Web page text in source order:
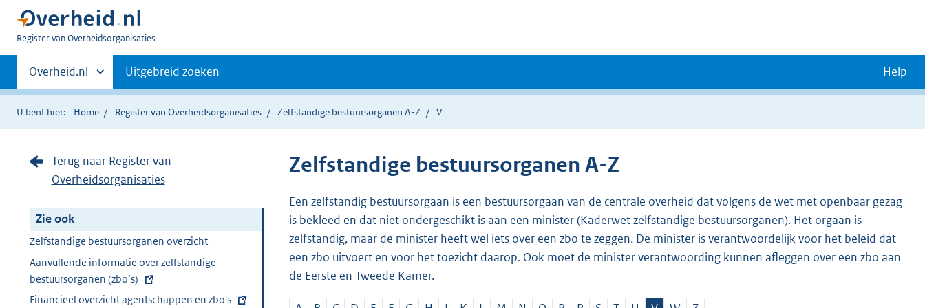
U
Register van Overheidsorganisaties
Primaire
navigatie
Andere
sites
binnen
Overheid.nl Uitgebreid zoeken Help
U bent hier: Home Register van Overheidsorganisaties Zelfstandige bestuursorganen A-Z V
Terug naar Register van
Overheidsorganisaties
Zie ook
Zelfstandige bestuursorganen overzicht
E
x
t
Aanvullende informatie over zelfstandige
bestuursorganen (zbo’s)
E
Financieel overzicht agentschappen en zbo's
Zelfstandige bestuursorganen A-Z
Een zelfstandig bestuursorgaan is een bestuursorgaan van de centrale overheid dat volgens de wet met openbaar gezag
is bekleed en dat niet ondergeschikt is aan een minister (Kaderwet zelfstandige bestuursorganen). Het orgaan is
zelfstandig, maar de minister heeft wel iets over een zbo te zeggen. De minister is verantwoordelijk voor het beleid dat
een zbo uitvoert en voor het toezicht daarop. Ook moet de minister verantwoording kunnen afleggen over een zbo aan
de Eerste en Tweede Kamer.